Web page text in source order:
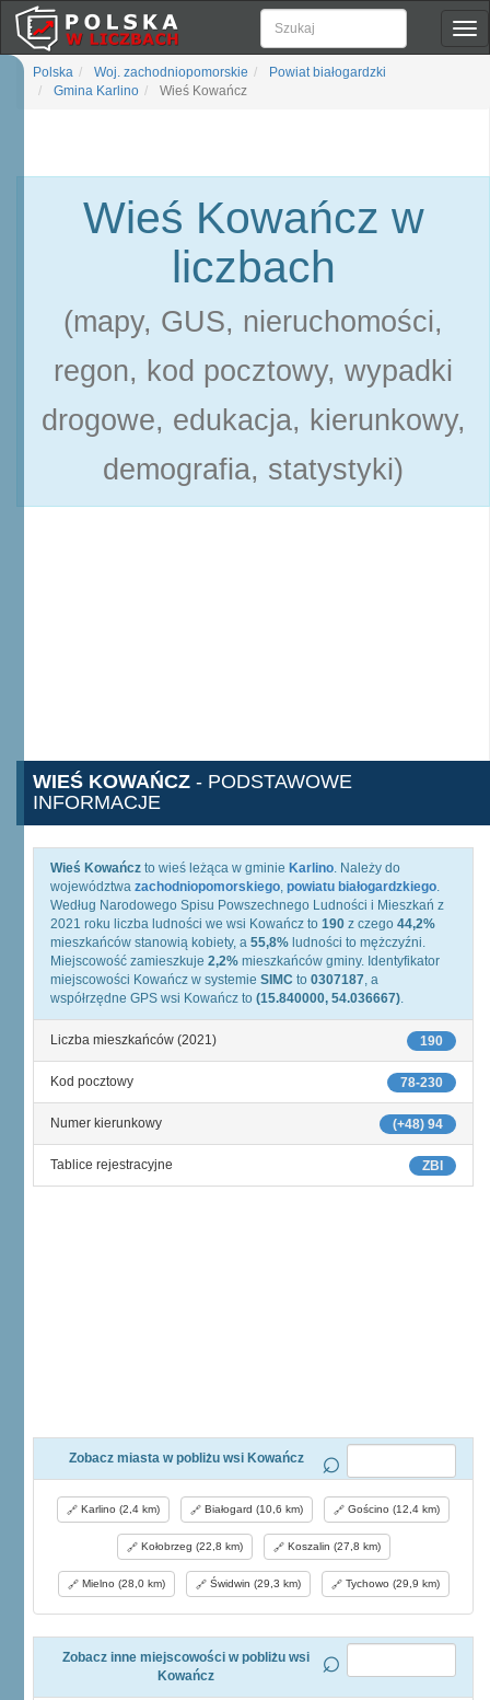
Polska Woj. zachodniopomorskie
Powiat białogardzki
Gmina Karlino
Wieś Kowańcz
Wieś Kowańcz w
liczbach
(mapy, GUS, nieruchomości,
regon, kod pocztowy, wypadki
drogowe, edukacja, kierunkowy,
demografia, statystyki)
WIEŚ KOWAŃCZ - PODSTAWOWE
INFORMACJE
Wieś Kowańcz to wieś leżąca w gminie Karlino. Należy do
województwa zachodniopomorskiego, powiatu białogardzkiego.
Według Narodowego Spisu Powszechnego Ludności i Mieszkań z
2021 roku liczba ludności we wsi Kowańcz to 190 z czego 44,2%
mieszkańców stanowią kobiety, a 55,8% ludności to mężczyźni.
Miejscowość zamieszkuje 2,2% mieszkańców gminy. Identyfikator
miejscowości Kowańcz w systemie SIMC to 0307187, a
współrzędne GPS wsi Kowańcz to (15.840000, 54.036667).
190
Liczba mieszkańców (2021)
78-230
Kod pocztowy
(+48) 94
Numer kierunkowy
ZBI
Tablice rejestracyjne
Zobacz miasta w pobliżu wsi Kowańcz
Karlino (2,4 km) Białogard (10,6 km) Gościno (12,4 km)
Kołobrzeg (22,8 km) Koszalin (27,8 km)
Mielno (28,0 km) Świdwin (29,3 km) Tychowo (29,9 km)
Zobacz inne miejscowości w pobliżu wsi
Kowańcz